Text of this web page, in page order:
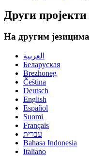
Други пројекти
На другим језицима
العربية
Беларуская
Brezhoneg
Čeština
Deutsch
English
Español
Suomi
Français
עברית
Bahasa Indonesia
Italiano